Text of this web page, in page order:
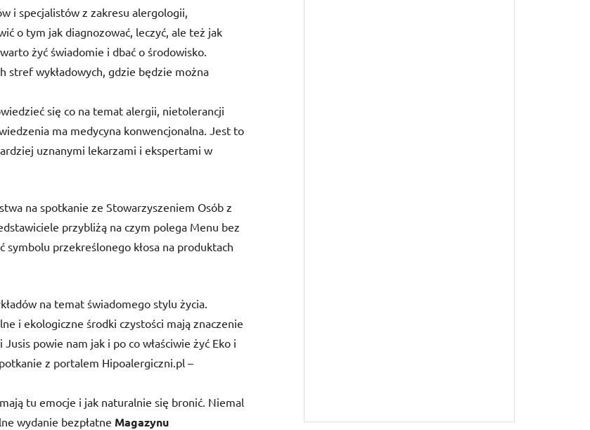
i specjalistów z zakresu alergologii,
o tym jak diagnozować, leczyć, ale też jak
żyć świadomie i dbać o środowisko.
stref wykładowych, gdzie będzie można
się co na temat alergii, nietolerancji
ma medycyna konwencjonalna. Jest to
uznanymi lekarzami i ekspertami w
na spotkanie ze Stowarzyszeniem Osób z
przybliżą na czym polega Menu bez
symbolu przekreślonego kłosa na produktach
na temat świadomego stylu życia.
i ekologiczne środki czystości mają znaczenie
powie nam jak i po co właściwie żyć Eko i
z portalem Hipoalergiczni.pl –
tu emocje i jak naturalnie się bronić. Niemal
wydanie bezpłatne Magazynu